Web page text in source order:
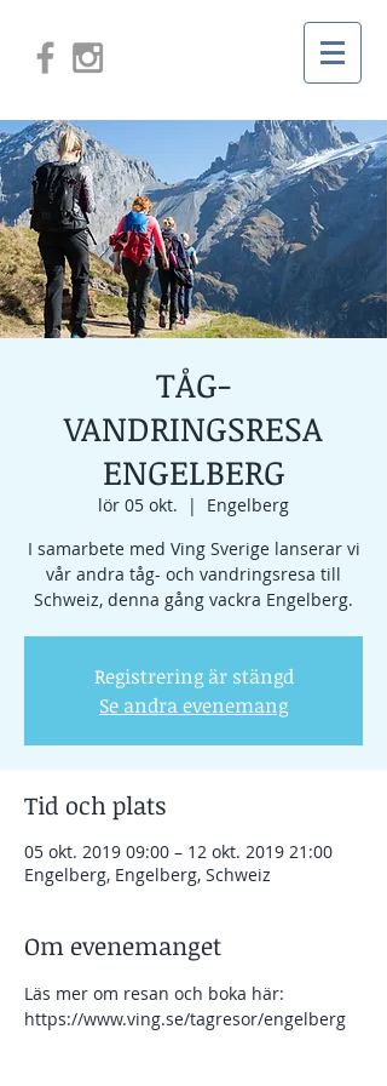
TÅG-
VANDRINGSRESA
ENGELBERG
lör 05 okt.
  |
Engelberg
I samarbete med Ving Sverige lanserar vi
vår andra tåg- och vandringsresa till
Schweiz, denna gång vackra Engelberg.
Registrering är stängd
Se andra evenemang
Tid och plats
05 okt. 2019 09:00 – 12 okt. 2019 21:00
Engelberg, Engelberg, Schweiz
Om evenemanget
Läs mer om resan och boka här:
https://www.ving.se/tagresor/engelberg